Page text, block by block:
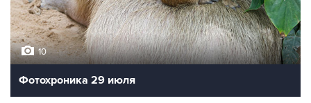
10
Фотохроника 29 июля